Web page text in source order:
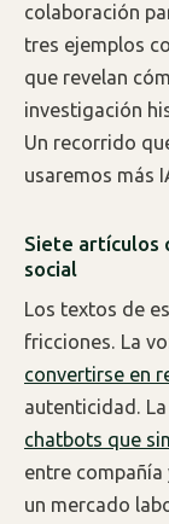
colaboración
tres ejemplos
que revelan
investigación
Un recorrido
usaremos más
Siete artículos
social
Los textos de
fricciones. La
convertirse en
autenticidad.
chatbots que
entre compañía
un mercado